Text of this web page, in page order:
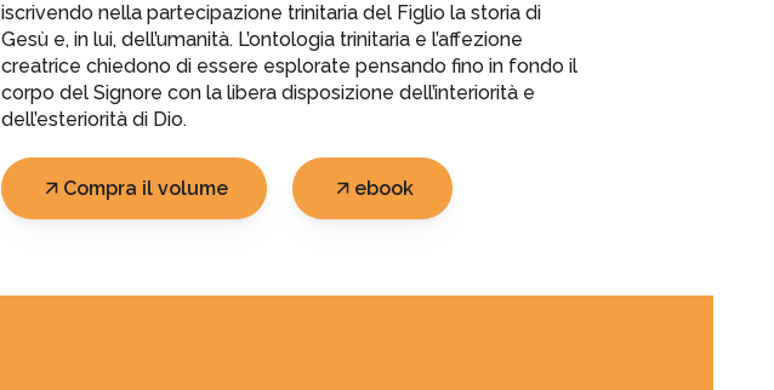
iscrivendo nella partecipazione trinitaria del Figlio la storia di
Gesù e, in lui, dell’umanità. L’ontologia trinitaria e l’affezione
creatrice chiedono di essere esplorate pensando fino in fondo il
corpo del Signore con la libera disposizione dell’interiorità e
dell’esteriorità di Dio.
Compra il volume ebook